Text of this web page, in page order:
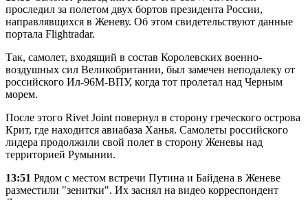
проследил за полетом двух бортов президента России,
направлявщихся в Женеву. Об этом свидетельствуют данные
портала Flightradar.
Так, самолет, входящий в состав Королевских военно-
воздушных сил Великобритании, был замечен неподалеку от
российского Ил-96М-ВПУ, когда тот пролетал над Черным
морем.
После этого Rivet Joint повернул в сторону греческого острова
Крит, где находится авиабаза Ханья. Самолеты российского
лидера продолжили свой полет в сторону Женевы над
территорией Румынии.
13:51 Рядом с местом встречи Путина и Байдена в Женеве
разместили "зенитки". Их заснял на видео корреспондент